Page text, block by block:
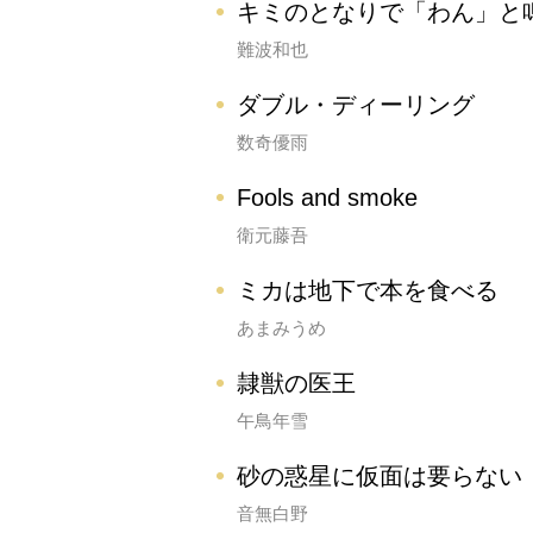
キミのとなりで「わん」と
難波和也
ダブル・ディーリング
数奇優雨
Fools and smoke
衛元藤吾
ミカは地下で本を食べる
あまみうめ
隷獣の医王
午鳥年雪
砂の惑星に仮面は要らない
音無白野